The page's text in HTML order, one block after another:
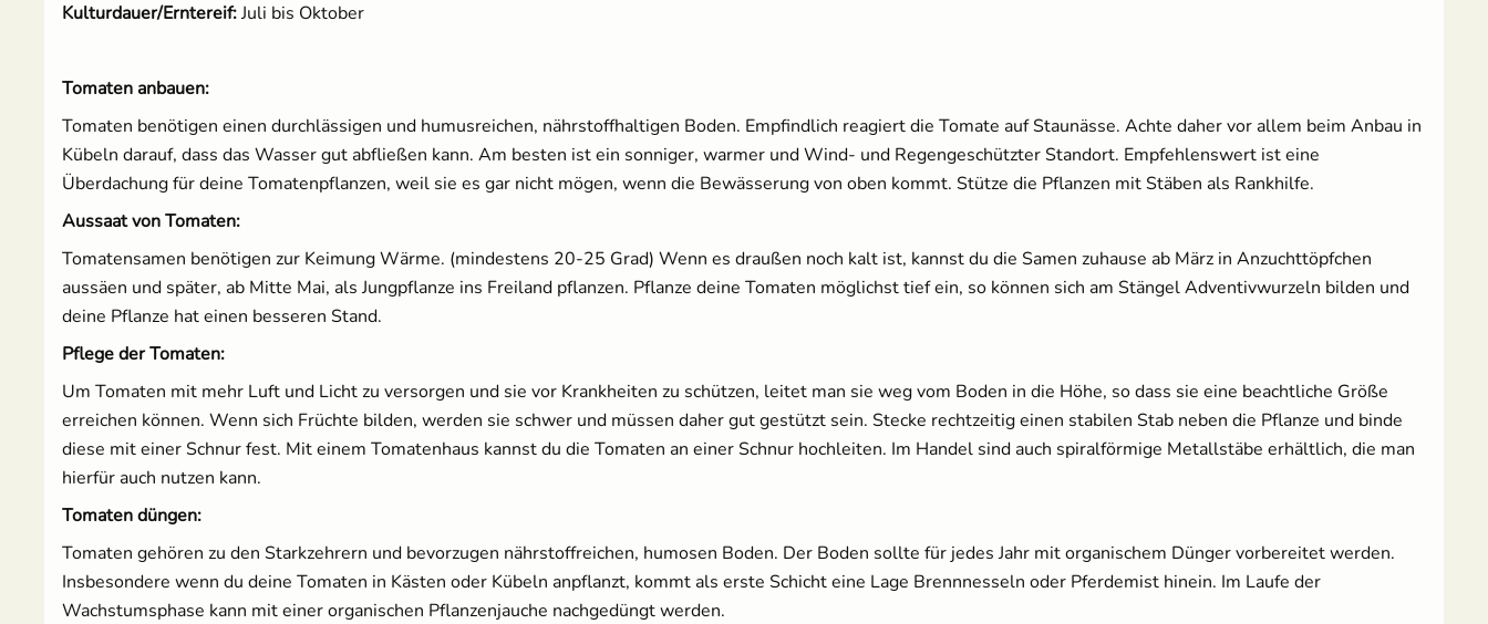
Kulturdauer/Erntereif:Juli bis Oktober
Tomaten anbauen:
Tomaten benötigen einen durchlässigen und humusreichen, nährstoffhaltigen Boden. Empfindlich reagiert die Tomate auf Staunässe. Achte daher vor allem beim Anbau in
Kübeln darauf, dass das Wasser gut abfließen kann. Am besten ist ein sonniger, warmer und Wind- und Regengeschützter Standort. Empfehlenswert ist eine
Überdachung für deine Tomatenpflanzen, weil sie es gar nicht mögen, wenn die Bewässerung von oben kommt. Stütze die Pflanzen mit Stäben als Rankhilfe.
Aussaat von Tomaten:
Tomatensamen benötigen zur Keimung Wärme. (mindestens 20-25 Grad) Wenn es draußen noch kalt ist, kannst du die Samen zuhause ab März in Anzuchttöpfchen
aussäen und später, ab Mitte Mai, als Jungpflanze ins Freiland pflanzen. Pflanze deine Tomaten möglichst tief ein, so können sich am Stängel Adventivwurzeln bilden und
deine Pflanze hat einen besseren Stand.
Pflege der Tomaten:
Um Tomaten mit mehr Luft und Licht zu versorgen und sie vor Krankheiten zu schützen, leitet man sie weg vom Boden in die Höhe, so dass sie eine beachtliche Größe
erreichen können. Wenn sich Früchte bilden, werden sie schwer und müssen daher gut gestützt sein. Stecke rechtzeitig einen stabilen Stab neben die Pflanze und binde
diese mit einer Schnur fest. Mit einem Tomatenhaus kannst du die Tomaten an einer Schnur hochleiten. Im Handel sind auch spiralförmige Metallstäbe erhältlich, die man
hierfür auch nutzen kann.
Tomaten düngen:
Tomaten gehören zu den Starkzehrern und bevorzugen nährstoffreichen, humosen Boden. Der Boden sollte für jedes Jahr mit organischem Dünger vorbereitet werden.
Insbesondere wenn du deine Tomaten in Kästen oder Kübeln anpflanzt, kommt als erste Schicht eine Lage Brennnesseln oder Pferdemist hinein. Im Laufe der
Wachstumsphase kann mit einer organischen Pflanzenjauche nachgedüngt werden.